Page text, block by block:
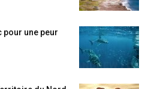
pour une peur